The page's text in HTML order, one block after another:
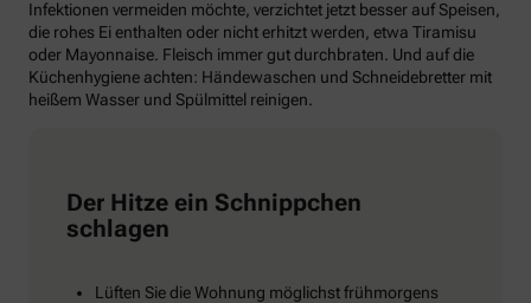
Infektionen vermeiden möchte, verzichtet jetzt besser auf Speisen,
die rohes Ei enthalten oder nicht erhitzt werden, etwa Tiramisu
oder Mayonnaise. Fleisch immer gut durchbraten. Und auf die
Küchenhygiene achten: Händewaschen und Schneidebretter mit
heißem Wasser und Spülmittel reinigen.
Der Hitze ein Schnippchen
schlagen
Lüften Sie die Wohnung möglichst frühmorgens